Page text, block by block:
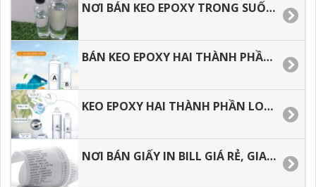
NƠI BÁN KEO EPOXY TRONG SUỐT TẠI TÂN BÌNH, BÌNH TÂN, HÓC MÔN, Q.12. Q.9. THỦ ĐỨC
BÁN KEO EPOXY HAI THÀNH PHẦN TRONG SUỐT TẠI TÂN BÌNH, BÌNH TÂN, HÓC MÔN.
KEO EPOXY HAI THÀNH PHẦN LOẠI 3:1 TRONG XUỐT, ĐỔ BÀN GIÁ TỐT TẠI HÓC MÔN, BÌNH TÂN
NƠI BÁN GIẤY IN BILL GIÁ RẺ, GIAO HÀNG NHANH.